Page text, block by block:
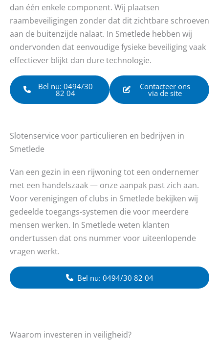
dan één enkele component. Wij plaatsen
raambeveiligingen zonder dat dit zichtbare schroeven
aan de buitenzijde nalaat. In Smetlede hebben wij
ondervonden dat eenvoudige fysieke beveiliging vaak
effectiever blijkt dan dure technologie.
Bel nu: 0494/30
82 04
Contacteer ons
via de site
Slotenservice voor particulieren en bedrijven in
Smetlede
Van een gezin in een rijwoning tot een ondernemer
met een handelszaak — onze aanpak past zich aan.
Voor verenigingen of clubs in Smetlede bekijken wij
gedeelde toegangs-systemen die voor meerdere
mensen werken. In Smetlede weten klanten
ondertussen dat ons nummer voor uiteenlopende
vragen werkt.
Bel nu: 0494/30 82 04
Waarom investeren in veiligheid?